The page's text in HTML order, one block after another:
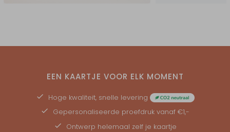
EEN KAARTJE VOOR ELK MOMENT
Hoge kwaliteit, snelle levering
Gepersonaliseerde proefdruk vanaf €1,-
Ontwerp helemaal zelf je kaartje